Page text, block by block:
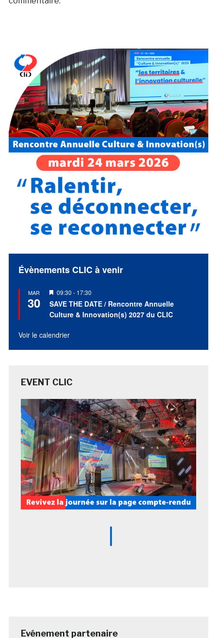
Évènements CLIC à venir
MAR
30
Mis
en
avant
09:30 - 17:30
SAVE THE DATE / Rencontre Annuelle
Culture & Innovation(s) 2027 du CLIC
Voir le calendrier
EVENT CLIC
Evénement partenaire